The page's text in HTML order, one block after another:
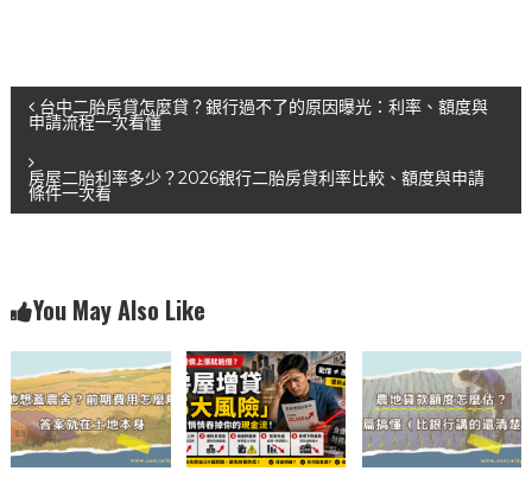
b
o
k
A
p
文
章
導
台中二胎房貸怎麼貸？銀行過不了的原因曝光：利率、額度與
申請流程一次看懂
房屋二胎利率多少？2026銀行二胎房貸利率比較、額度與申請
條件一次看
You May Also Like